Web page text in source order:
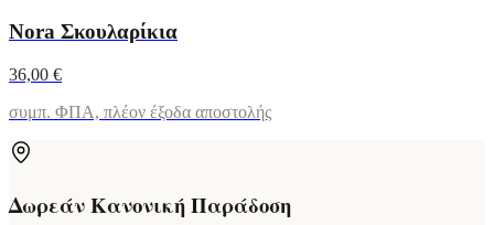
Nora Σκουλαρίκια
36,00 €
συμπ. ΦΠΑ, πλέον έξοδα αποστολής
Δωρεάν Κανονική Παράδοση